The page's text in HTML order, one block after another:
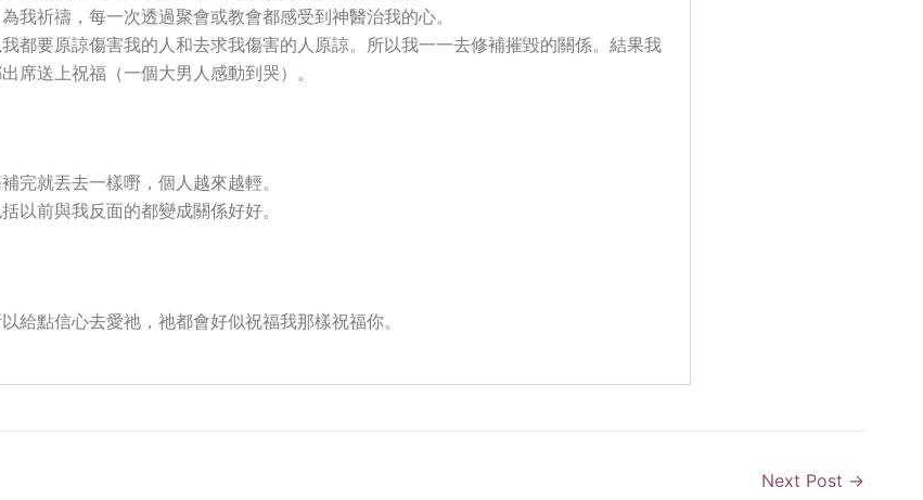
我祈禱，每一次透過聚會或教會都感受到神醫治我的心。
都要原諒傷害我的人和去求我傷害的人原諒。所以我一一去修補摧毀的關係。結果我
席送上祝福（一個大男人感動到哭）。
完就丟去一樣嘢，個人越來越輕。
以前與我反面的都變成關係好好。
給點信心去愛祂，祂都會好似祝福我那樣祝福你。
Next Post →